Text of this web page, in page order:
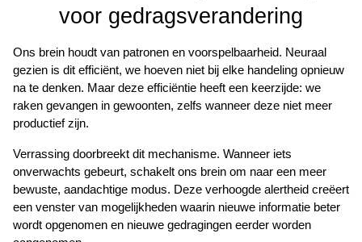
voor gedragsverandering
Ons brein houdt van patronen en voorspelbaarheid. Neuraal
gezien is dit efficiënt, we hoeven niet bij elke handeling opnieuw
na te denken. Maar deze efficiëntie heeft een keerzijde: we
raken gevangen in gewoonten, zelfs wanneer deze niet meer
productief zijn.
Verrassing doorbreekt dit mechanisme. Wanneer iets
onverwachts gebeurt, schakelt ons brein om naar een meer
bewuste, aandachtige modus. Deze verhoogde alertheid creëert
een venster van mogelijkheden waarin nieuwe informatie beter
wordt opgenomen en nieuwe gedragingen eerder worden